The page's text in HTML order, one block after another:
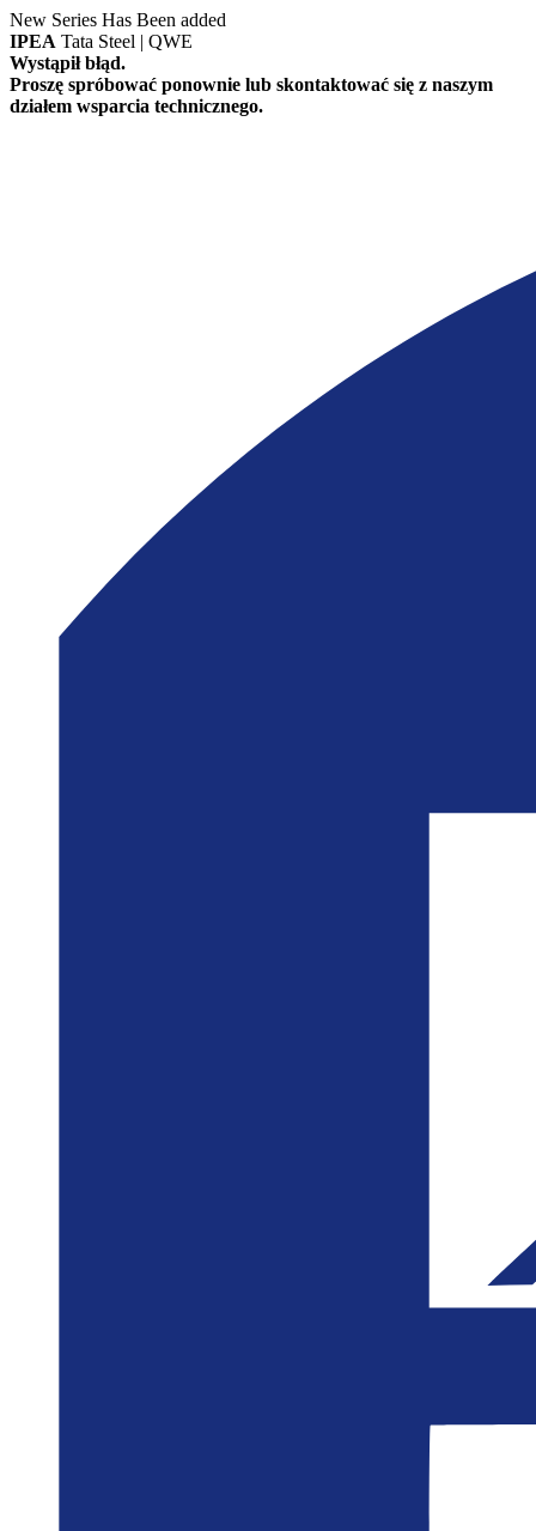
New Series Has Been added
IPEA Tata Steel | QWE
Wystąpił błąd.
Proszę spróbować ponownie lub skontaktować się z naszym
działem wsparcia technicznego.